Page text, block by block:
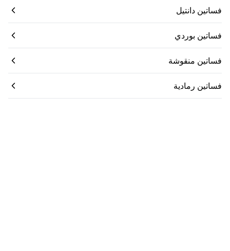
فساتين دانتيل
فساتين بوردي
فساتين منقوشة
فساتين رمادية